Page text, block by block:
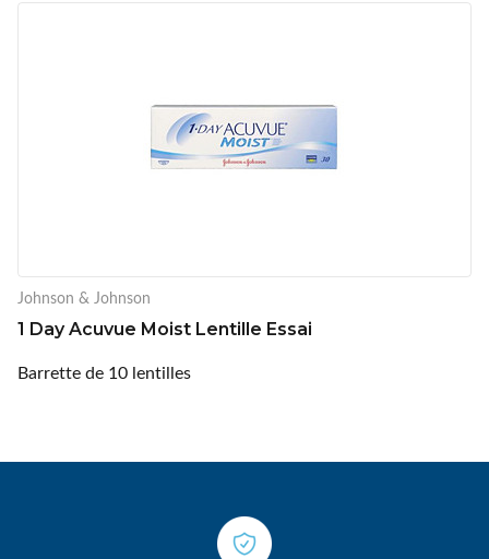
Johnson & Johnson
1 Day Acuvue Moist Lentille Essai
Barrette de 10 lentilles